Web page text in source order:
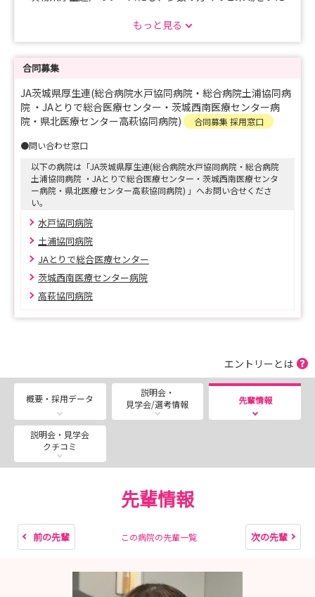
にも、ご参加いただければ幸いです。
〇各病院において、就職説明会・見学会・インターンシッ
★Ｉｎｓｔａｇｒａｍ 公開中！
https://www.instagram.com/jaibarakikenkouseirennu
rsing/
★ＪＡ茨城県厚生連看護部
ＪＡ茨城県厚生連看護部の公式アカウントです。リクルー
ト情報、輝いて働いている看護師のメッセージや看護の日
https://www.iba-kouseiren.or.jp/nursingdept/
もっと見る
合同募集
JA茨城県厚生連(総合病院水戸協同病院・総合病院土浦協同病
院 ・JAとりで総合医療センター・茨城西南医療センター病
院・県北医療センター高萩協同病院)
合同募集 採用窓口
●問い合わせ窓口
以下の病院は「JA茨城県厚生連(総合病院水戸協同病院・総合病院
土浦協同病院 ・JAとりで総合医療センター・茨城西南医療センタ
ー病院・県北医療センター高萩協同病院) 」へお問い合せくださ
い。
水戸協同病院
土浦協同病院
JAとりで総合医療センター
茨城西南医療センター病院
高萩協同病院
エントリーとは
概要・採用データ
説明会・
見学会/選考情報
先輩情報
説明会・見学会
クチコミ
先輩情報
前の先輩 この病院の先輩一覧 次の先輩